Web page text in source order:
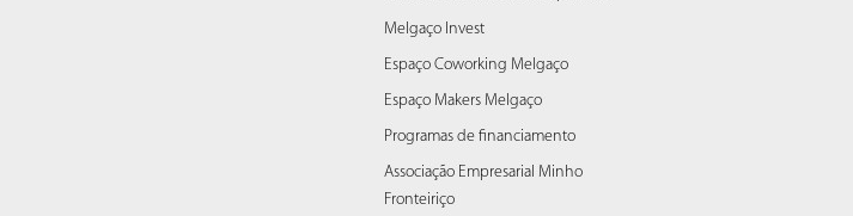
Melgaço Invest
Espaço Coworking Melgaço
Espaço Makers Melgaço
Programas de financiamento
Associação Empresarial Minho
Fronteiriço